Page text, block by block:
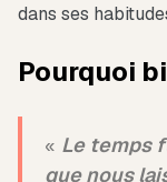
dans ses
Pourquoi
« Le temps
que nous